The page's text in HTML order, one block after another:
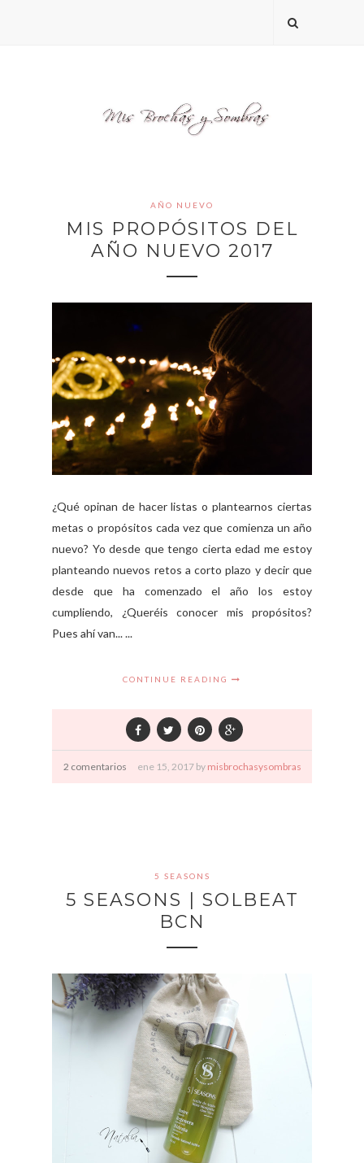
AÑO NUEVO
MIS PROPÓSITOS DEL
AÑO NUEVO 2017
¿Qué opinan de hacer listas o plantearnos ciertas
metas o propósitos cada vez que comienza un año
nuevo? Yo desde que tengo cierta edad me estoy
planteando nuevos retos a corto plazo y decir que
desde que ha comenzado el año los estoy
cumpliendo, ¿Queréis conocer mis propósitos?
Pues ahí van... ...
CONTINUE READING
2 comentarios ene 15, 2017 by misbrochasysombras
5 SEASONS
5 SEASONS | SOLBEAT
BCN